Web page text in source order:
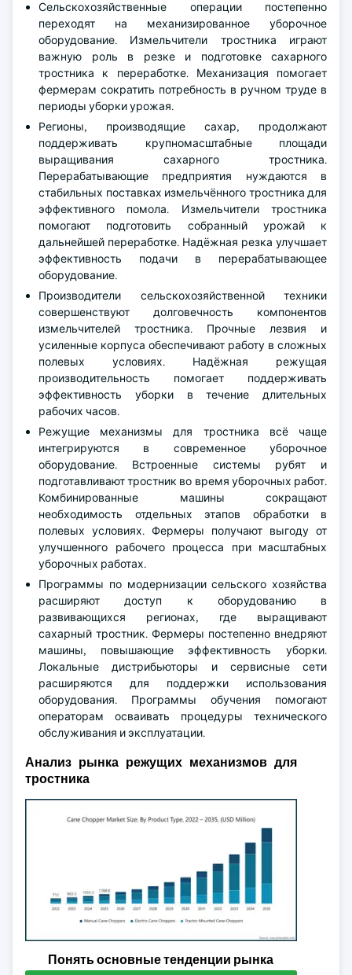
Сельскохозяйственные операции постепенно
переходят на механизированное уборочное
оборудование. Измельчители тростника играют
важную роль в резке и подготовке сахарного
тростника к переработке. Механизация помогает
фермерам сократить потребность в ручном труде в
периоды уборки урожая.
Регионы, производящие сахар, продолжают
поддерживать крупномасштабные площади
выращивания сахарного тростника.
Перерабатывающие предприятия нуждаются в
стабильных поставках измельчённого тростника для
эффективного помола. Измельчители тростника
помогают подготовить собранный урожай к
дальнейшей переработке. Надёжная резка улучшает
эффективность подачи в перерабатывающее
оборудование.
Производители сельскохозяйственной техники
совершенствуют долговечность компонентов
измельчителей тростника. Прочные лезвия и
усиленные корпуса обеспечивают работу в сложных
полевых условиях. Надёжная режущая
производительность помогает поддерживать
эффективность уборки в течение длительных
рабочих часов.
Режущие механизмы для тростника всё чаще
интегрируются в современное уборочное
оборудование. Встроенные системы рубят и
подготавливают тростник во время уборочных работ.
Комбинированные машины сокращают
необходимость отдельных этапов обработки в
полевых условиях. Фермеры получают выгоду от
улучшенного рабочего процесса при масштабных
уборочных работах.
Программы по модернизации сельского хозяйства
расширяют доступ к оборудованию в
развивающихся регионах, где выращивают
сахарный тростник. Фермеры постепенно внедряют
машины, повышающие эффективность уборки.
Локальные дистрибьюторы и сервисные сети
расширяются для поддержки использования
оборудования. Программы обучения помогают
операторам осваивать процедуры технического
обслуживания и эксплуатации.
Анализ рынка режущих механизмов для
тростника
Понять основные тенденции рынка